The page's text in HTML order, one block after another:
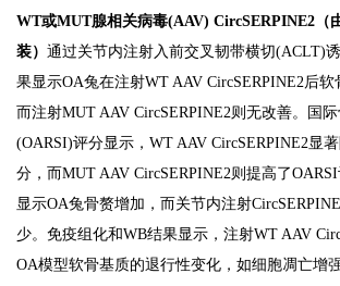
WT或MUT腺相关病毒(AAV) CircSERPINE2（
装） 通过关节内注射入前交叉韧带横切(ACLT)
果显示OA兔在注射WT AAV CircSERPINE2后软
而注射MUT AAV CircSERPINE2则无改善。国
(OARSI)评分显示，WT AAV CircSERPINE2显
分，而MUT AAV CircSERPINE2则提高了
显示OA兔骨赘增加，而关节内注射
少。免疫组化和WB结果显示，注射WT AAV
OA模型软骨基质的退行性变化，如细胞凋亡增